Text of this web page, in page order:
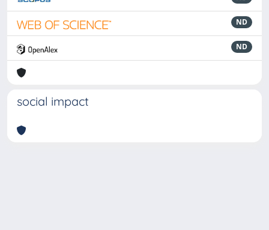
ND
ND
social impact